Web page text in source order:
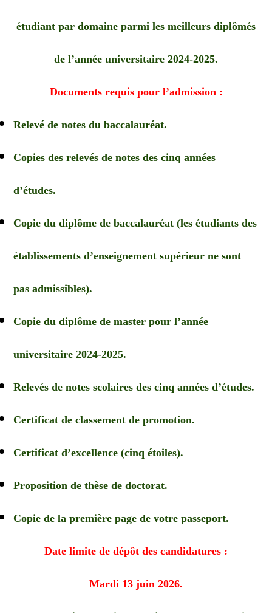
étudiant par domaine parmi les meilleurs diplômés
de l’année universitaire 2024-2025.
Documents requis pour l’admission :
Relevé de notes du baccalauréat.
Copies des relevés de notes des cinq années
d’études.
Copie du diplôme de baccalauréat (les étudiants des
établissements d’enseignement supérieur ne sont
pas admissibles).
Copie du diplôme de master pour l’année
universitaire 2024-2025.
Relevés de notes scolaires des cinq années d’études.
Certificat de classement de promotion.
Certificat d’excellence (cinq étoiles).
Proposition de thèse de doctorat.
Copie de la première page de votre passeport.
Date limite de dépôt des candidatures :
Mardi 13 juin 2026.